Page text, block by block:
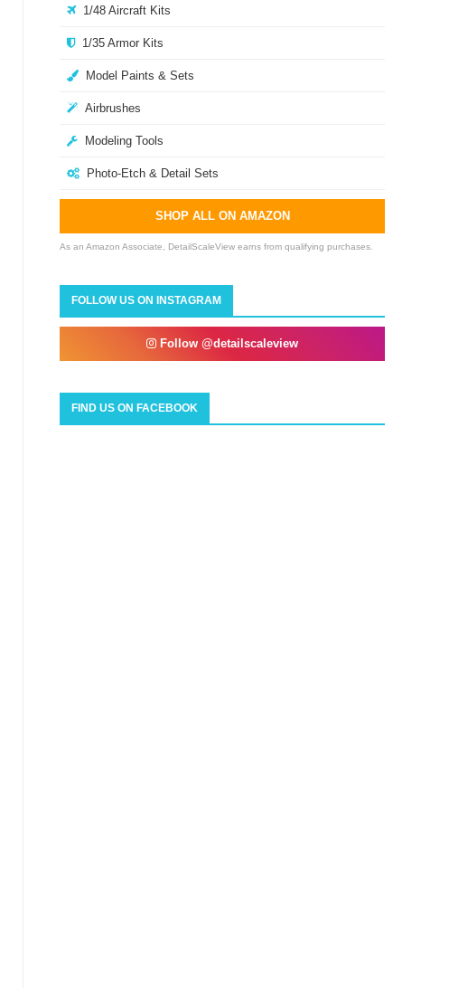
1/48 Aircraft Kits
1/35 Armor Kits
Model Paints & Sets
Airbrushes
Modeling Tools
Photo-Etch & Detail Sets
SHOP ALL ON AMAZON
As an Amazon Associate, DetailScaleView earns from qualifying purchases.
FOLLOW US ON INSTAGRAM
Follow @detailscaleview
FIND US ON FACEBOOK